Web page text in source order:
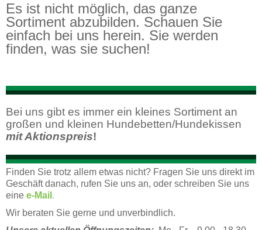
Es ist nicht möglich, das ganze
Sortiment abzubilden. Schauen Sie
einfach bei uns herein. Sie werden
finden, was sie suchen!
Bei uns gibt es immer ein kleines Sortiment an
großen und kleinen Hundebetten/Hundekissen
mit Aktionspreis!
Finden Sie trotz allem etwas nicht? Fragen Sie uns direkt im
Geschäft danach, rufen Sie uns an, oder schreiben Sie uns
eine e-Mail .
Wir beraten Sie gerne und unverbindlich.